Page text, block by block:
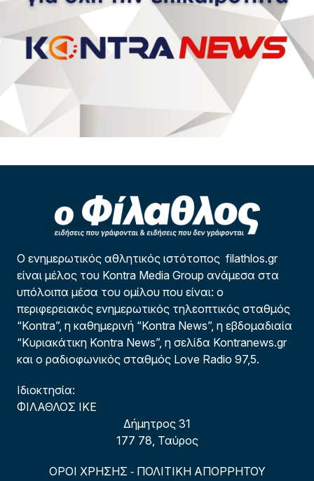
Ο ενημερωτικός αθλητικός ιστότοπος filathlos.gr
είναι μέλος του Kontra Media Group ανάμεσα στα
υπόλοιπα μέσα του ομίλου που είναι: ο
περιφερειακός ενημερωτικός τηλεοπτικός σταθμός
“Kontra”, η καθημερινή “Kontra News”, η εβδομαδιαία
“Κυριακάτικη Kontra News”, η σελίδα Kontranews.gr
και ο ραδιοφωνικός σταθμός Love Radio 97,5.
Ιδιοκτησία:
ΦΙΛΑΘΛΟΣ ΙΚΕ
Δήμητρος 31
177 78, Ταύρος
ΟΡΟΙ ΧΡΗΣΗΣ - ΠΟΛΙΤΙΚΗ ΑΠΟΡΡΗΤΟΥ